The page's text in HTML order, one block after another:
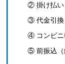
② 掛け払い
③ 代金引換
④ コンビニ
⑤ 前振込（